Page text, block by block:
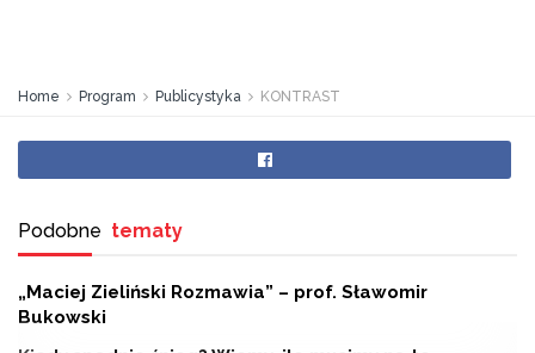
Home Program Publicystyka KONTRAST
Podobne tematy
„Maciej Zieliński Rozmawia” – prof. Sławomir
Bukowski